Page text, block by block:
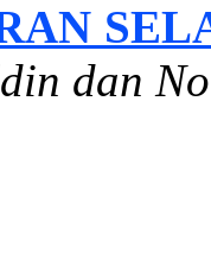
dan